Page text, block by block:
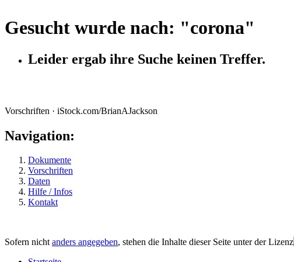
Gesucht wurde nach: "corona"
Leider ergab ihre Suche keinen Treffer.
Vorschriften · iStock.com/BrianAJackson
Navigation:
Dokumente
Vorschriften
Daten
Hilfe / Infos
Kontakt
Sofern nichtanders angegeben, stehen die Inhalte dieser Seite unter der Lizenz